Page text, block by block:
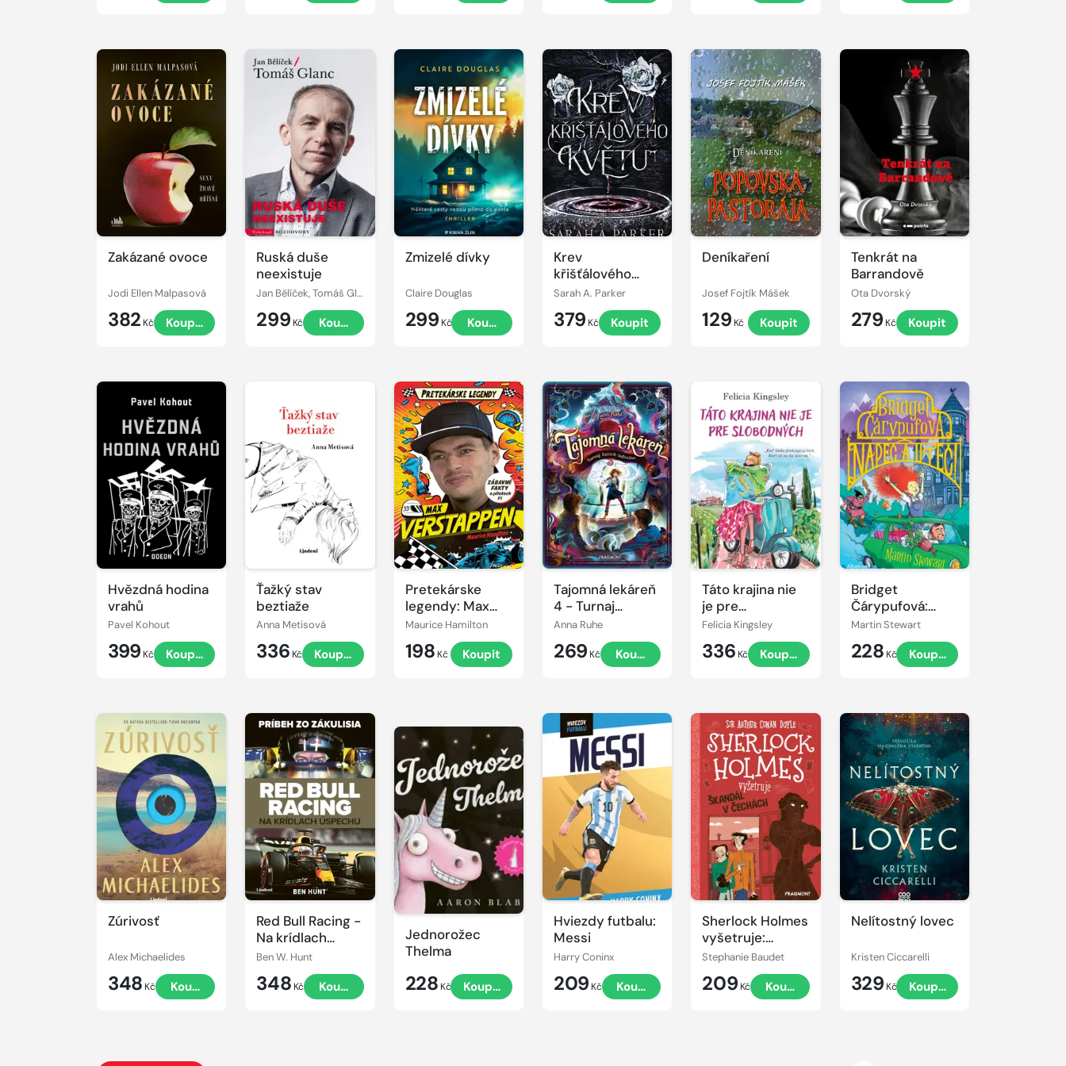
Zakázané ovoce
Jodi Ellen Malpasová
382 Kč Koupit
Ruská duše
neexistuje
Jan Bělíček, Tomáš Glanc
299 Kč Koupit
Zmizelé dívky
Claire Douglas
299 Kč Koupit
Krev
křišťálového
květu
Sarah A. Parker
379 Kč Koupit
Deníkaření
Josef Fojtík Mášek
129 Kč Koupit
Tenkrát na
Barrandově
Ota Dvorský
279 Kč Koupit
Hvězdná hodina
vrahů
Pavel Kohout
399 Kč Koupit
Ťažký stav
beztiaže
Anna Metisová
336 Kč Koupit
Pretekárske
legendy: Max
Verstappen
Maurice Hamilton
198 Kč Koupit
Tajomná lekáreň
4 - Turnaj
tisícich talentov
Anna Ruhe
269 Kč Koupit
Táto krajina nie
je pre
slobodných
Felicia Kingsley
336 Kč Koupit
Bridget
Čárypufová:
Napeč a uteč!
Martin Stewart
228 Kč Koupit
Zúrivosť
Alex Michaelides
348 Kč Koupit
Red Bull Racing -
Na krídlach
úspechu
Ben W. Hunt
348 Kč Koupit
Jednorožec
Thelma
228 Kč Koupit
Hviezdy futbalu:
Messi
Harry Coninx
209 Kč Koupit
Sherlock Holmes
vyšetruje:
Škandál v
Čechách
Stephanie Baudet
209 Kč Koupit
Nelítostný lovec
Kristen Ciccarelli
329 Kč Koupit